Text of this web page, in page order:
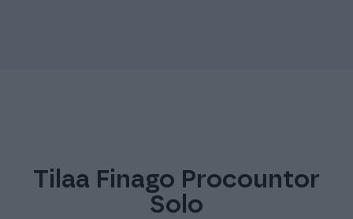
Tilaa Finago Procountor
Solo